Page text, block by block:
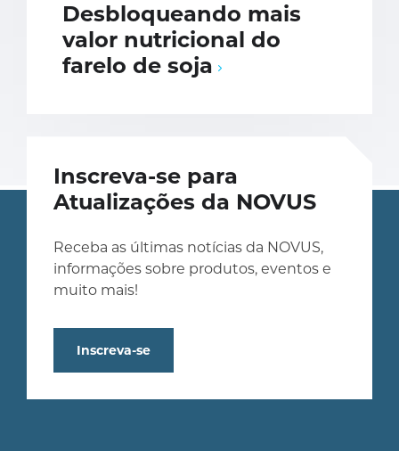
Desbloqueando mais
valor nutricional do
farelo de soja
Inscreva-se para
Atualizações da NOVUS
Receba as últimas notícias da NOVUS,
informações sobre produtos, eventos e
muito mais!
Inscreva-se